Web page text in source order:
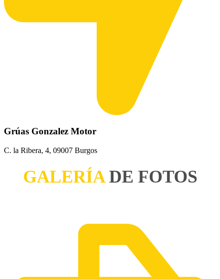
Grúas Gonzalez Motor
C. la Ribera, 4, 09007 Burgos
GALERÍA DE FOTOS